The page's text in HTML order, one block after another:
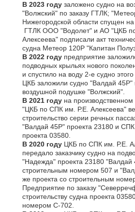
В 2023 году заложено судно на
"Волжский" по заказу ГТЛК;
Нижегородской области спущен на
ГТЛК ООО "Водолет" и АО "ЦКБ
Алексеева" подписали акт
судна Метеор 120Р "Капитан
В 2022 году предприятие
подводных крыльях нового
и спустило на воду 2-е судно
ЦКБ заложили судно "Валдай 45Р"
воздушной подушке "Волжский".
В 2021 году на
"ЦКБ по СПК им. Р.Е. Алексеева"
строительство серии речных
"Валдай 45Р" проекта 23180 и
проекта 03580.
В 2020 году ЦКБ по СПК им. Р.Е.
передало заказчику судно на
"Надежда" проекта 23180 "Валдай
строительным номером 507 и
же проекта со строительным
Предприятие по заказу
строительству судна проекта
номером С-702.